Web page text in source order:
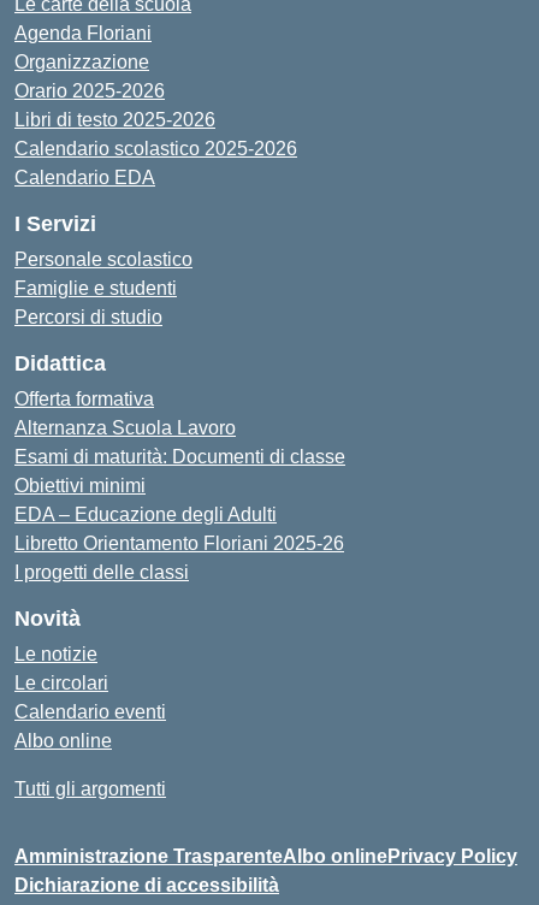
Le carte della scuola
Agenda Floriani
Organizzazione
Orario 2025-2026
Libri di testo 2025-2026
Calendario scolastico 2025-2026
Calendario EDA
I Servizi
Personale scolastico
Famiglie e studenti
Percorsi di studio
Didattica
Offerta formativa
Alternanza Scuola Lavoro
Esami di maturità: Documenti di classe
Obiettivi minimi
EDA – Educazione degli Adulti
Libretto Orientamento Floriani 2025-26
I progetti delle classi
Novità
Le notizie
Le circolari
Calendario eventi
Albo online
Tutti gli argomenti
Amministrazione TrasparenteAlbo onlinePrivacy Policy
Dichiarazione di accessibilità